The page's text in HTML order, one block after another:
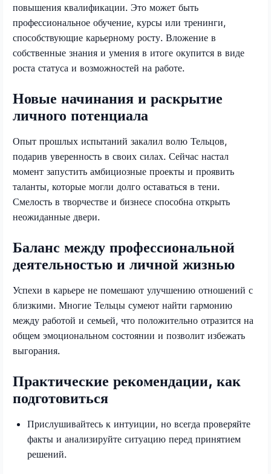
повышения квалификации. Это может быть
профессиональное обучение, курсы или тренинги,
способствующие карьерному росту. Вложение в
собственные знания и умения в итоге окупится в виде
роста статуса и возможностей на работе.
Новые начинания и раскрытие
личного потенциала
Опыт прошлых испытаний закалил волю Тельцов,
подарив уверенность в своих силах. Сейчас настал
момент запустить амбициозные проекты и проявить
таланты, которые могли долго оставаться в тени.
Смелость в творчестве и бизнесе способна открыть
неожиданные двери.
Баланс между профессиональной
деятельностью и личной жизнью
Успехи в карьере не помешают улучшению отношений с
близкими. Многие Тельцы сумеют найти гармонию
между работой и семьей, что положительно отразится на
общем эмоциональном состоянии и позволит избежать
выгорания.
Практические рекомендации, как
подготовиться
Прислушивайтесь к интуиции, но всегда проверяйте
факты и анализируйте ситуацию перед принятием
решений.